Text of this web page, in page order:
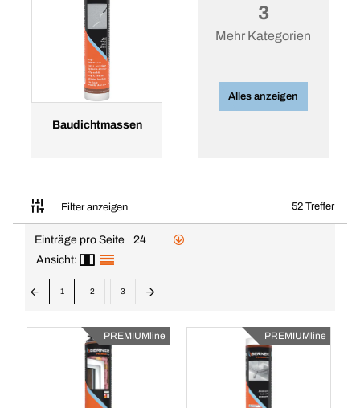
Baudichtmassen
3
Mehr Kategorien
Alles anzeigen
Filter anzeigen 52 Treffer
Einträge pro Seite
24
Ansicht:
1 2 3
PREMIUMline PREMIUMline